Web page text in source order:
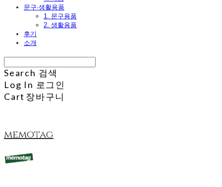
문구·생활용품
1. 문구용품
2. 생활용품
후기
소개
Search 검색
Log In 로그인
Cart 장바구니
memotag